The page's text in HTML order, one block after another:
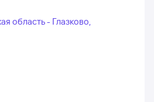
область - Глазково,